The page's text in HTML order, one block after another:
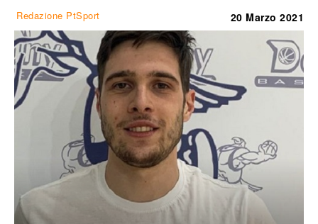
Redazione PtSport 20 Marzo 2021